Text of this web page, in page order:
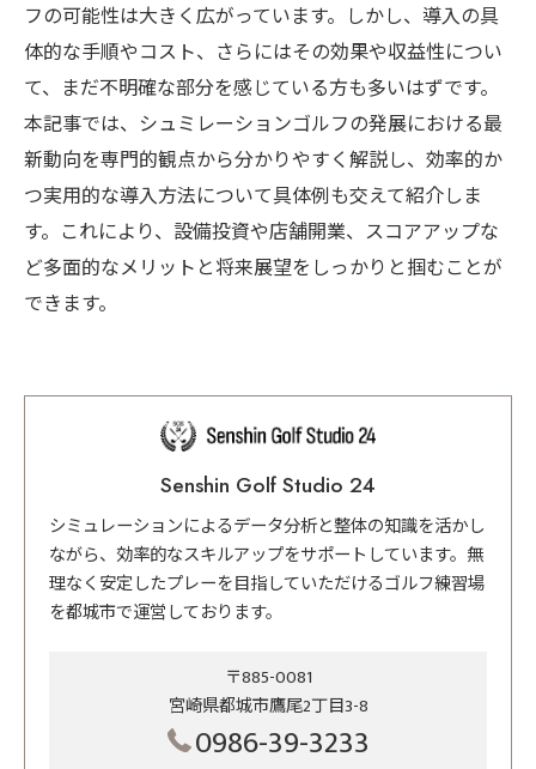
フの可能性は大きく広がっています。しかし、導入の具
体的な手順やコスト、さらにはその効果や収益性につい
て、まだ不明確な部分を感じている方も多いはずです。
本記事では、シュミレーションゴルフの発展における最
新動向を専門的観点から分かりやすく解説し、効率的か
つ実用的な導入方法について具体例も交えて紹介しま
す。これにより、設備投資や店舗開業、スコアアップな
ど多面的なメリットと将来展望をしっかりと掴むことが
できます。
Senshin Golf Studio 24
シミュレーションによるデータ分析と整体の知識を活かし
ながら、効率的なスキルアップをサポートしています。無
理なく安定したプレーを目指していただけるゴルフ練習場
を都城市で運営しております。
〒885-0081
宮崎県都城市鷹尾2丁目3-8
0986-39-3233